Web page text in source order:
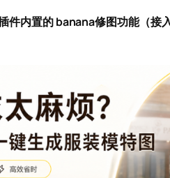
内置的 banana修图功能（接